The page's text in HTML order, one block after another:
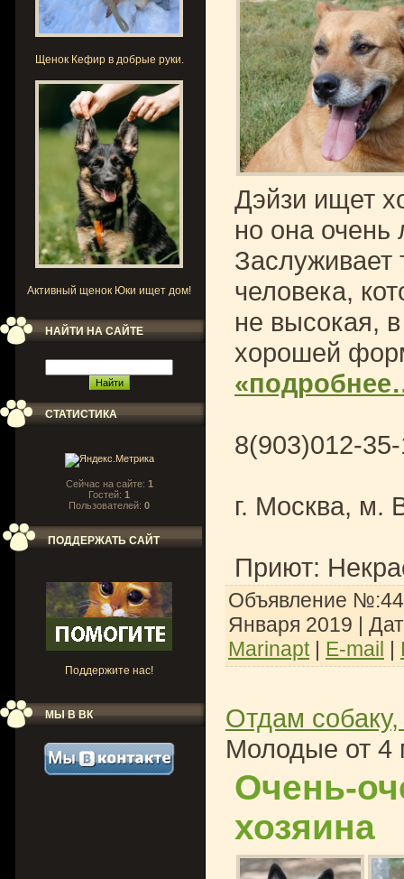
Щенок Кефир в добрые руки.
Активный щенок Юки ищет дом!
НАЙТИ НА САЙТЕ
СТАТИСТИКА
Сейчас на сайте: 1
Гостей: 1
Пользователей: 0
ПОДДЕРЖАТЬ САЙТ
Поддержите нас!
МЫ В ВК
Дэйзи ищет
но она очень
Заслуживает
человека,
не высокая,
хорошей
8(903)012-
г. Москва, м.
Приют:
Объявление
Января 2019 |
Marinapt| E-mail |
Отдам
Молодые от 4
Очень-
хозяина